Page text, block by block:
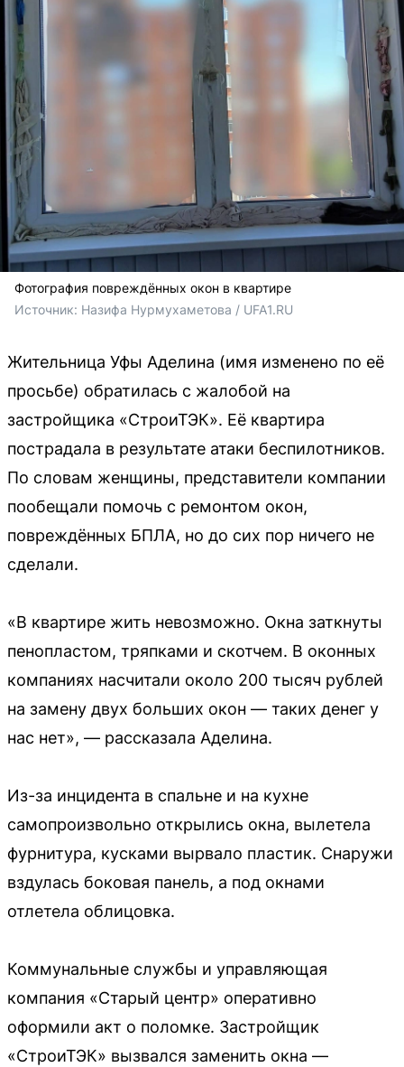
Фотография повреждённых окон в квартире
Источник: Назифа Нурмухаметова / UFA1.RU
Жительница Уфы Аделина (имя изменено по её
просьбе) обратилась с жалобой на
застройщика «СтроиТЭК». Её квартира
пострадала в результате атаки беспилотников.
По словам женщины, представители компании
пообещали помочь с ремонтом окон,
повреждённых БПЛА, но до сих пор ничего не
сделали.
«В квартире жить невозможно. Окна заткнуты
пенопластом, тряпками и скотчем. В оконных
компаниях насчитали около 200 тысяч рублей
на замену двух больших окон — таких денег у
нас нет», — рассказала Аделина.
Из-за инцидента в спальне и на кухне
самопроизвольно открылись окна, вылетела
фурнитура, кусками вырвало пластик. Снаружи
вздулась боковая панель, а под окнами
отлетела облицовка.
Коммунальные службы и управляющая
компания «Старый центр» оперативно
оформили акт о поломке. Застройщик
«СтроиТЭК» вызвался заменить окна —